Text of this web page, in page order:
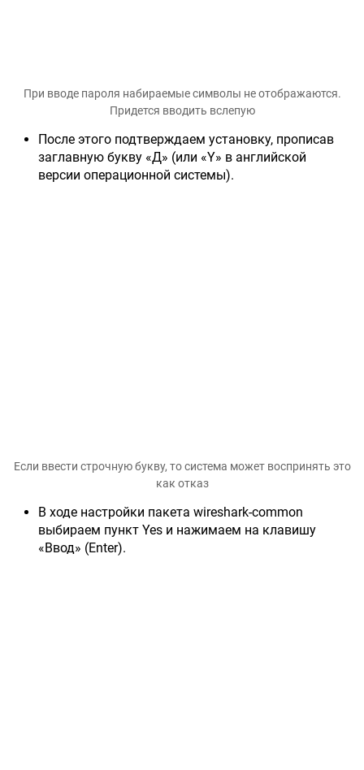
При вводе пароля набираемые символы не отображаются.
Придется вводить вслепую
После этого подтверждаем установку, прописав
заглавную букву «Д» (или «Y» в английской
версии операционной системы).
Если ввести строчную букву, то система может воспринять это
как отказ
В ходе настройки пакета wireshark-common
выбираем пункт Yes и нажимаем на клавишу
«Ввод» (Enter).